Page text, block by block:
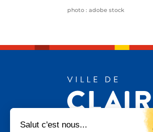
photo : adobe stock
Salut c'est nous...